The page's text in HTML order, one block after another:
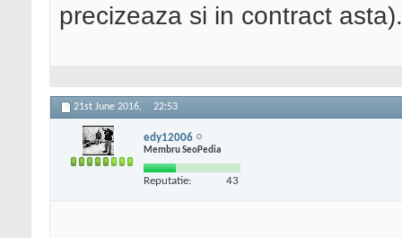
precizeaza si in contract
21st June 2016, 22:53
edy12006
Membru SeoPedia
Reputatie: 43